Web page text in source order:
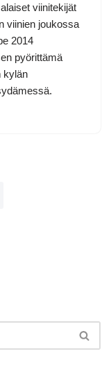
viinitekijät
viinien joukossa
2014
pyörittämä
kylän